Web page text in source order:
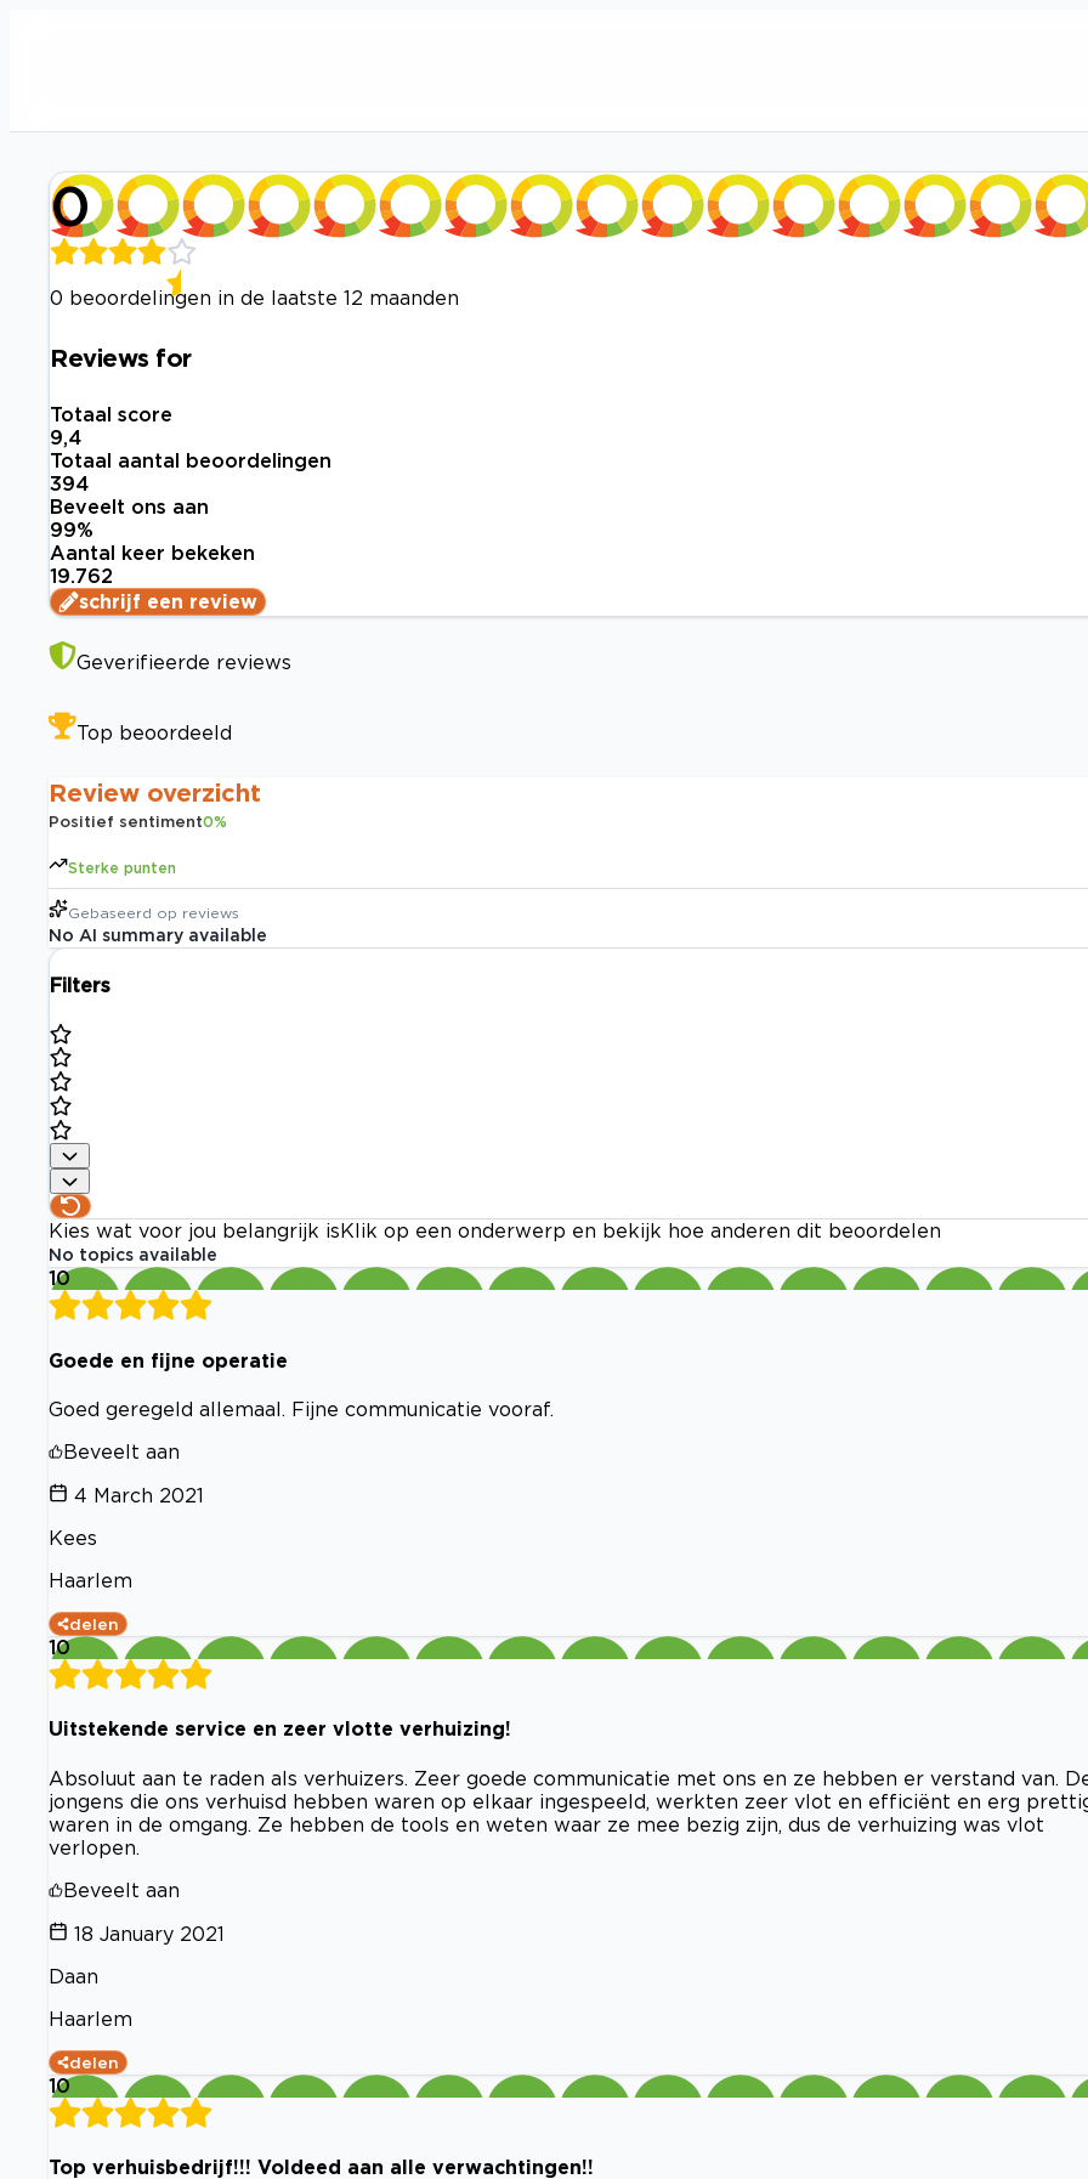
0
0 beoordelingen in de laatste 12 maanden
Reviews for
Totaal score
9,4
Totaal aantal beoordelingen
394
Beveelt ons aan
99%
Aantal keer bekeken
19.762
schrijf een review
Geverifieerde reviews
Top beoordeeld
Review overzicht
Positief sentiment0%
Sterke punten
Gebaseerd op reviews
No AI summary available
Filters
Kies wat voor jou belangrijk is Klik op een onderwerp en bekijk hoe anderen dit beoordelen
No topics available
10
Goede en fijne operatie
Goed geregeld allemaal. Fijne communicatie vooraf.
Beveelt aan
4 March 2021
Kees
Haarlem
delen
10
Uitstekende service en zeer vlotte verhuizing!
Absoluut aan te raden als verhuizers. Zeer goede communicatie met ons en ze hebben er verstand van.
jongens die ons verhuisd hebben waren op elkaar ingespeeld, werkten zeer vlot en efficiënt en erg
waren in de omgang. Ze hebben de tools en weten waar ze mee bezig zijn, dus de verhuizing was vlot
verlopen.
Beveelt aan
18 January 2021
Daan
Haarlem
delen
10
Top verhuisbedrijf!!! Voldeed aan alle verwachtingen!!